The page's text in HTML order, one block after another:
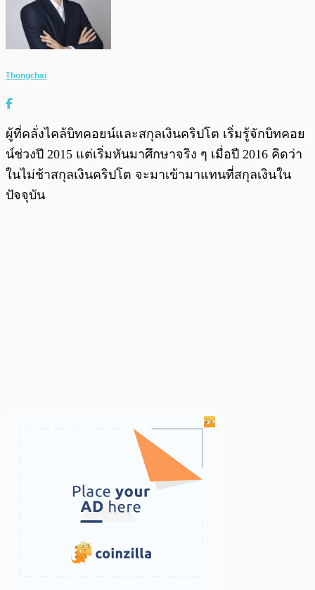
Thongchai
ผู้ที่คลั่งไคล้บิทคอยน์และสกุลเงินคริปโต เริ่มรู้จักบิทคอย
น์ช่วงปี 2015 แต่เริ่มหันมาศึกษาจริง ๆ เมื่อปี 2016 คิดว่า
ในไม่ช้าสกุลเงินคริปโต จะมาเข้ามาแทนที่สกุลเงินใน
ปัจจุบัน